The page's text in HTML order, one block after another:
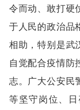
令而动、敢打硬
于人民的政治品
相助，特别是武
自觉配合疫情防
志。广大公安民
等坚守岗位、